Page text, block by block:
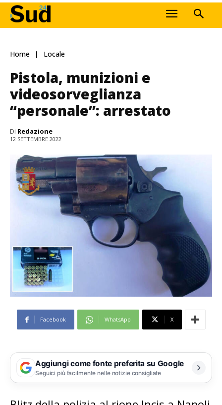
Home Locale
Pistola, munizioni e
videosorveglianza
“personale”: arrestato
Di Redazione
12 SETTEMBRE 2022
Facebook WhatsApp X
Aggiungi come fonte preferita su Google
Seguici più facilmente nelle notizie consigliate